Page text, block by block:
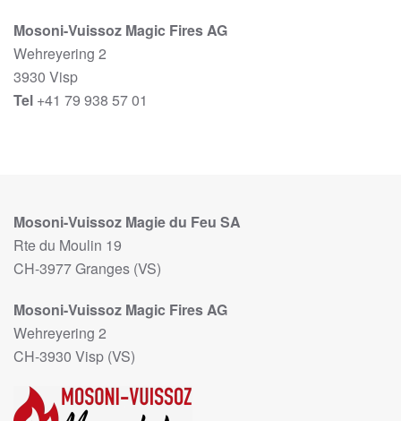
Mosoni-Vuissoz Magic Fires AG
Wehreyering 2
3930 Visp
Tel +41 79 938 57 01
Mosoni-Vuissoz Magie du Feu SA
Rte du Moulin 19
CH-3977 Granges (VS)
Mosoni-Vuissoz Magic Fires AG
Wehreyering 2
CH-3930 Visp (VS)